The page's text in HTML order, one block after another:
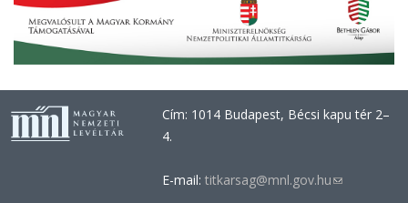
Cím: 1014 Budapest, Bécsi kapu tér 2–
4.
E-mail: titkarsag@mnl.gov.hu(link